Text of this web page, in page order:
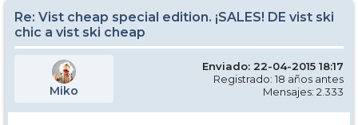
Re: Vist cheap special edition. ¡SALES! DE vist ski
chic a vist ski cheap
Miko
Enviado: 22-04-2015 18:17
Registrado: 18 años antes
Mensajes: 2.333